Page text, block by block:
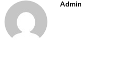
Admin